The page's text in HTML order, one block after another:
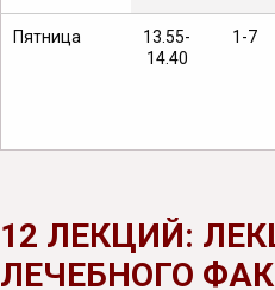
Пятница
13.55-
14.40
1-7
12 ЛЕКЦИЙ:
ЛЕЧЕБНОГО